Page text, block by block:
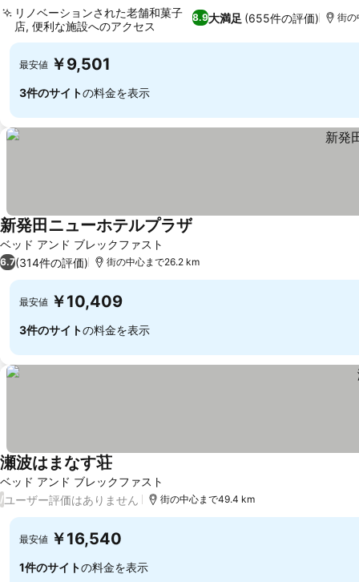
8.9大満足 (655件の評価)
リノベーションされた老舗和菓子
店, 便利な施設へのアクセス
街
最安値 ￥9,501
3件のサイトの料金を表示
ベッド アンド ブレックファスト
新発田ニューホテルプラザ
6.7(314件の評価) 街の中心まで26.2 km
最安値 ￥10,409
3件のサイトの料金を表示
ベッド アンド ブレックファスト
瀬波はまなす荘
/ユーザー評価はありません 街の中心まで49.4 km
最安値 ￥16,540
1件のサイトの料金を表示